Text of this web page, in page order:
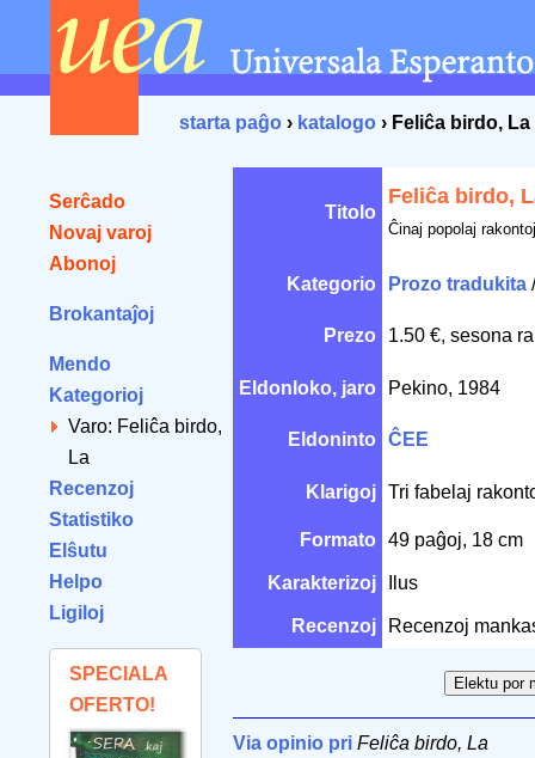
starta paĝo › katalogo › Feliĉa birdo, La
Serĉado
Novaj varoj
Abonoj
Brokantaĵoj
Mendo
Kategorioj
Varo: Feliĉa birdo,
La
Recenzoj
Statistiko
Elŝutu
Helpo
Ligiloj
SPECIALA
OFERTO!
Titolo
Feliĉa birdo,
Ĉinaj popolaj rakontoj
Kategorio Prozo tradukita
Prezo 1.50 €, sesona
Eldonloko, jaro Pekino, 1984
Eldoninto ĈEE
Klarigoj Tri fabelaj
Formato 49 paĝoj, 18 cm
Karakterizoj Ilus
Recenzoj Recenzoj
Via opinio pri Feliĉa birdo, La